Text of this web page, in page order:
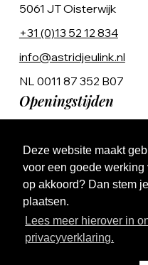
Deze website maakt
voor een goede
op akkoord? Dan stem
plaatsen.
Lees meer hierover in
privacyverklaring.
5061 JT Oisterwijk
+31 (0)13 52 12 834
info@astridjeulink.nl
NL 0011 87 352 B07
Openingstijden
Ma t/m Vr 9:00 - 17:00